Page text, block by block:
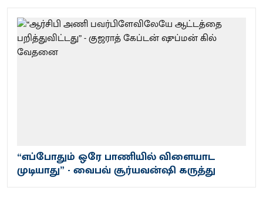
“எப்போதும் ஒரே பாணியில் விளையாட
முடியாது” - வைபவ் சூர்யவன்ஷி கருத்து